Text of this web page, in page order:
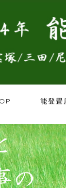
能登畳